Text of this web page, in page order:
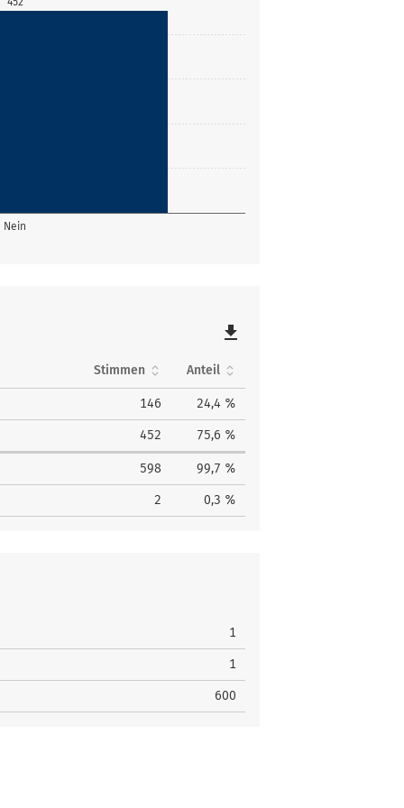
Nein
file_download
Stimmen Anteil
146 24,4 %
452 75,6 %
598 99,7 %
2 0,3 %
1
1
600